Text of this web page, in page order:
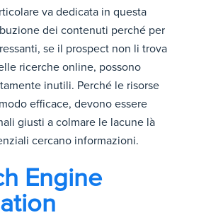
va dedicata in questa
dei contenuti perché per
se il prospect non li trova
ricerche online, possono
inutili. Perché le risorse
efficace, devono essere
giusti a colmare le lacune là
cercano informazioni.
Engine